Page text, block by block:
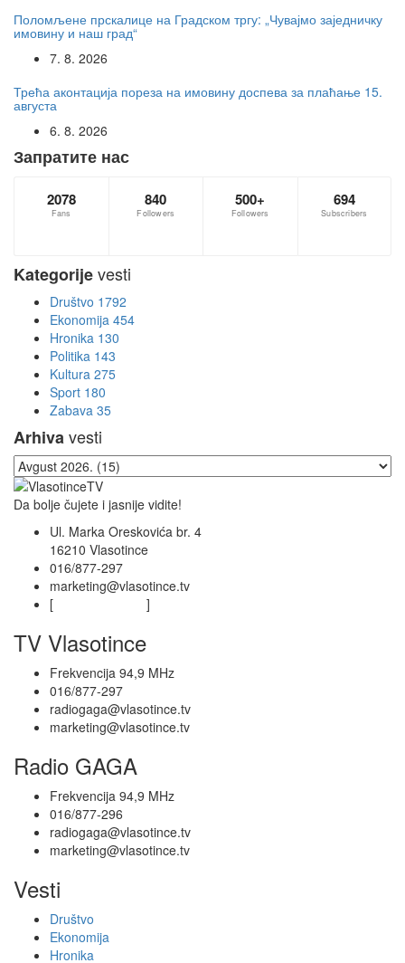
Поломљене прскалице на Градском тргу: „Чувајмо заједничку
имовину и наш град“
7. 8. 2026
Трећа аконтација пореза на имовину доспева за плаћање 15.
августа
6. 8. 2026
Запратите нас
2078
Fans
840
Followers
500+
Followers
694
Subscribers
Kategorijevesti
Društvo 1792
Ekonomija 454
Hronika 130
Politika 143
Kultura 275
Sport 180
Zabava 35
Arhivavesti
Da bolje čujete i jasnije vidite!
Ul. Marka Oreskovića br. 4
16210 Vlasotince
016/877-297
marketing@vlasotince.tv
[
]
TV Vlasotince
Frekvencija 94,9 MHz
016/877-297
radiogaga@vlasotince.tv
marketing@vlasotince.tv
Radio GAGA
Frekvencija 94,9 MHz
016/877-296
radiogaga@vlasotince.tv
marketing@vlasotince.tv
Vesti
Društvo
Ekonomija
Hronika